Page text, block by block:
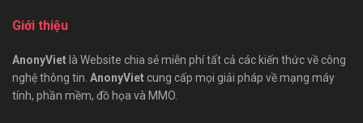
Giới thiệu
AnonyVietlà Website chia sẻ miễn phí tất cả các kiến thức về công
nghệ thông tin. AnonyViet cung cấp mọi giải pháp về mạng máy
tính, phần mềm, đồ họa và MMO.